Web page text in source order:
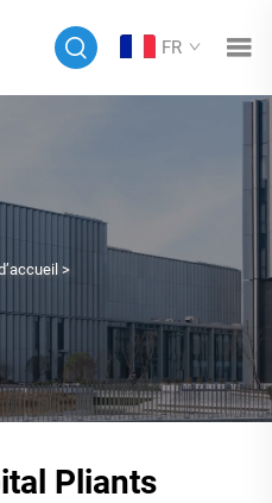
FR
>
Pliants